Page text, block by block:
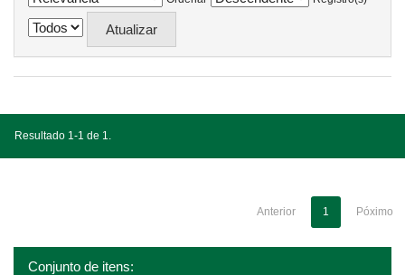
Resultado 1-1 de 1.
Anterior 1 Póximo
Conjunto de itens: